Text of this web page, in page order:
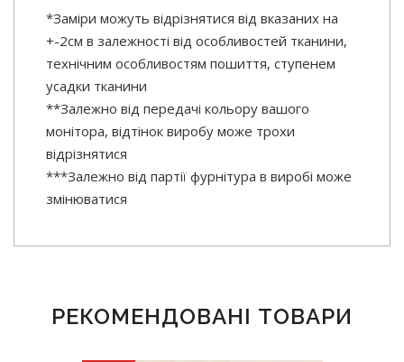
*Заміри можуть відрізнятися від вказаних на
+-2см в залежності від особливостей тканини,
технічним особливостям пошиття, ступенем
усадки тканини
**Залежно від передачі кольору вашого
монітора, відтінок виробу може трохи
відрізнятися
***Залежно від партії фурнітура в виробі може
змінюватися
РЕКОМЕНДОВАНІ ТОВАРИ